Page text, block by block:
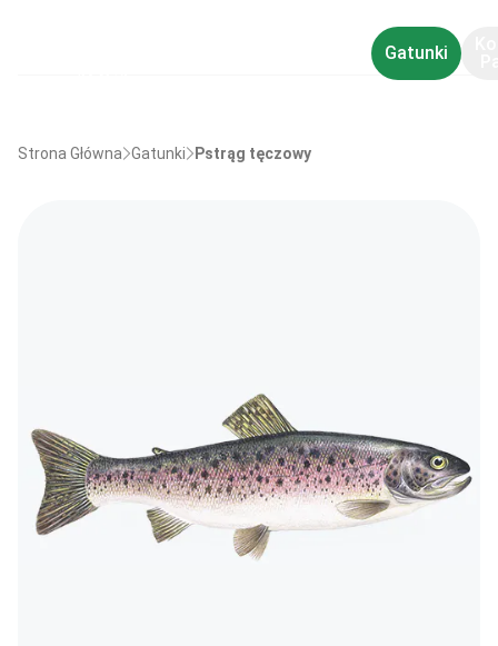
Gatunki
Strona Główna Gatunki Pstrąg tęczowy